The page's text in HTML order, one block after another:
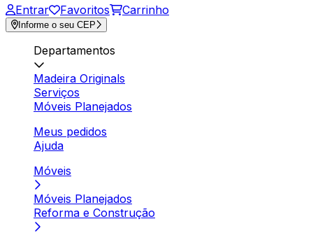
Entrar Favoritos Carrinho
Informe o seu CEP
Departamentos
Madeira Originals
Serviços
Móveis Planejados
Meus pedidos
Ajuda
Móveis
Móveis Planejados
Reforma e Construção